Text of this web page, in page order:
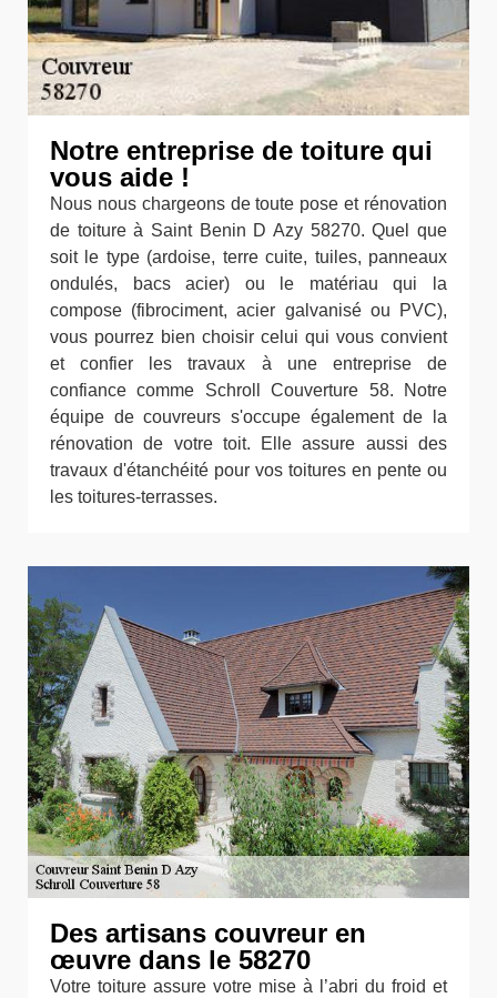
Notre entreprise de toiture qui
vous aide !
Nous nous chargeons de toute pose et rénovation
de toiture à Saint Benin D Azy 58270. Quel que
soit le type (ardoise, terre cuite, tuiles, panneaux
ondulés, bacs acier) ou le matériau qui la
compose (fibrociment, acier galvanisé ou PVC),
vous pourrez bien choisir celui qui vous convient
et confier les travaux à une entreprise de
confiance comme Schroll Couverture 58. Notre
équipe de couvreurs s'occupe également de la
rénovation de votre toit. Elle assure aussi des
travaux d'étanchéité pour vos toitures en pente ou
les toitures-terrasses.
Des artisans couvreur en
œuvre dans le 58270
Votre toiture assure votre mise à l’abri du froid et